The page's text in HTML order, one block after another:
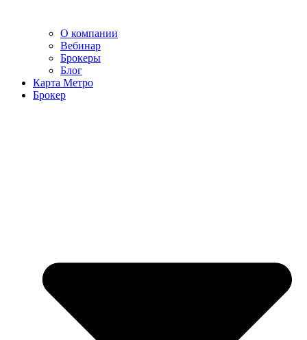
О компании
Вебинар
Брокеры
Блог
Карта Метро
Брокер